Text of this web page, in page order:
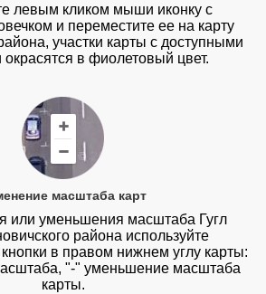
левым кликом мыши иконку с
и переместите ее на карту
участки карты с доступными
в фиолетовый цвет.
масштаба карт
или уменьшения масштаба Гугл
района используйте
в правом нижнем углу карты:
"-" уменьшение масштаба
карты.